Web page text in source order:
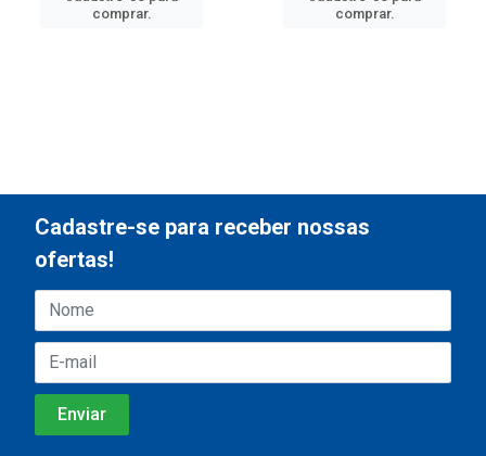
comprar.
comprar.
Cadastre-se para receber nossas
ofertas!